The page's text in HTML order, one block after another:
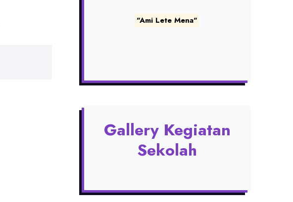
"Ami Lete Mena"
Gallery Kegiatan
Sekolah